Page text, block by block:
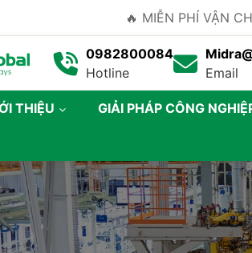
🔥 MIỄN PHÍ VẬN
0982800084
Hotline
Email
THIỆU GIẢI PHÁP CÔNG